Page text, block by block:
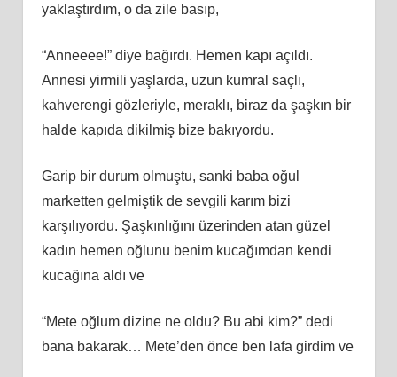
yaklaştırdım, o da zile basıp,
“Anneeee!” diye bağırdı. Hemen kapı açıldı.
Annesi yirmili yaşlarda, uzun kumral saçlı,
kahverengi gözleriyle, meraklı, biraz da şaşkın bir
halde kapıda dikilmiş bize bakıyordu.
Garip bir durum olmuştu, sanki baba oğul
marketten gelmiştik de sevgili karım bizi
karşılıyordu. Şaşkınlığını üzerinden atan güzel
kadın hemen oğlunu benim kucağımdan kendi
kucağına aldı ve
“Mete oğlum dizine ne oldu? Bu abi kim?” dedi
bana bakarak… Mete’den önce ben lafa girdim ve